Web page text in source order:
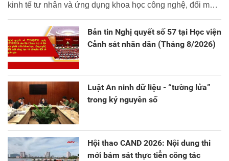
kinh tế tư nhân và ứng dụng khoa học công nghệ, đổi mới
sáng tạo và chuyển đổi số.
Bản tin Nghị quyết số 57 tại Học viện
Cảnh sát nhân dân (Tháng 8/2026)
Luật An ninh dữ liệu - “tường lửa”
trong kỷ nguyên số
Hội thao CAND 2026: Nội dung thi
mới bám sát thực tiễn công tác